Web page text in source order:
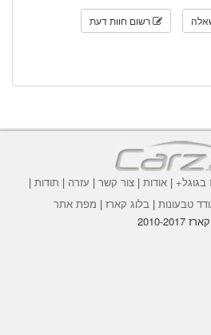
רשום חוות דעת
בגוגל+|אודות |צור קשר | עזרה | תודות |
| בלוג קארז | מפת אתר
2010-2017